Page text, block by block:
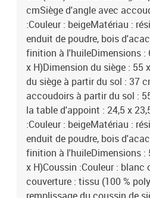
cmSiège d'angle avec
:Couleur : beigeMatériau :
enduit de poudre, bois
finition à l'huileDimensions :
x H)Dimension du siège : 55
du siège à partir du sol : 37
accoudoirs à partir du sol :
la table d'appoint : 24,5 x
:Couleur : beigeMatériau :
enduit de poudre, bois
finition à l'huileDimensions :
x H)Coussin :Couleur : blanc
couverture : tissu (100 %